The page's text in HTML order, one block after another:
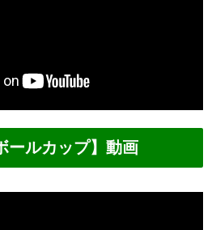
ールカップ】動画